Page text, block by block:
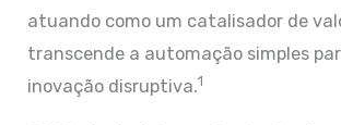
atuando como um catalisador de
transcende a automação simples
inovação disruptiva.1